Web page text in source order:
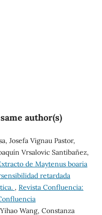
author(s)
Josefa Vignau Pastor,
Vrsalovic Santibañez,
de Maytenus boaria
retardada
, Revista Confluencia:
Wang, Constanza